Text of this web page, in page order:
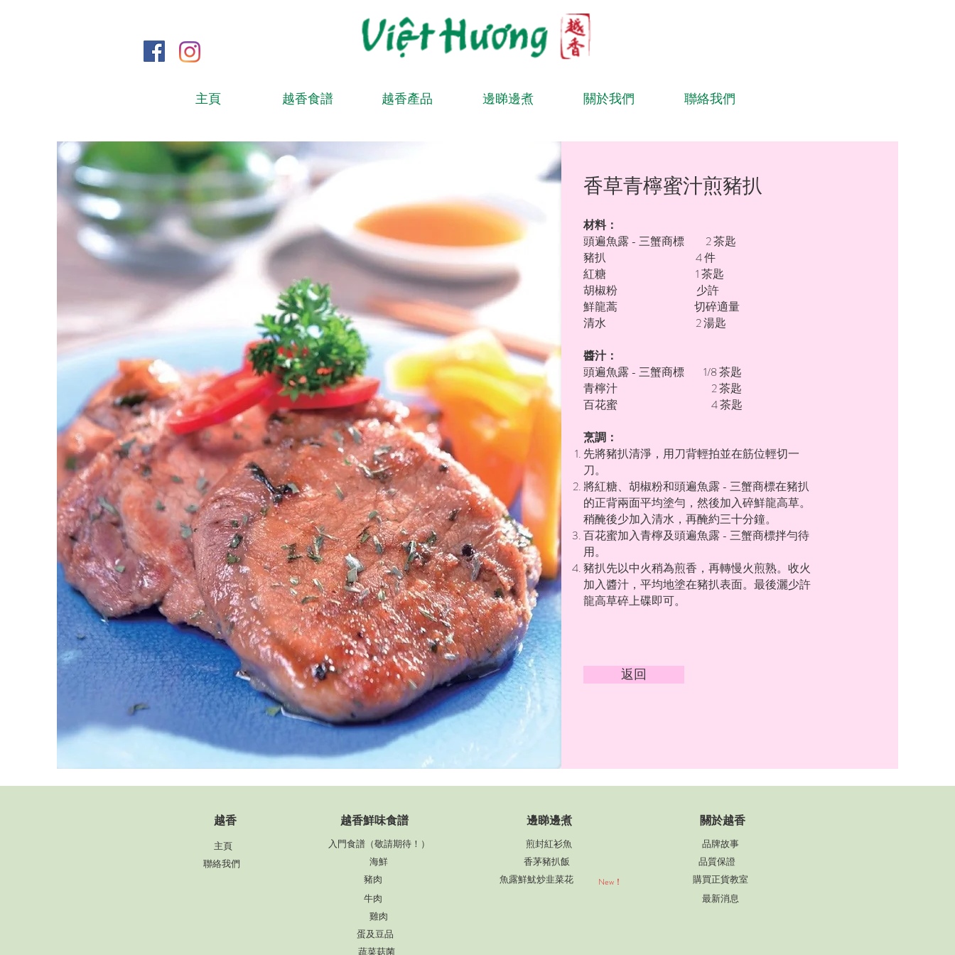
主頁 越香食譜 越香產品 邊睇邊煮 關於我們 聯絡我們
香草青檸蜜汁煎豬扒
材料：
頭遍魚露 - 三蟹商標 2 茶匙
豬扒 4 件
紅糖 1 茶匙
胡椒粉 少許
鮮龍蒿 切碎適量
清水 2 湯匙
醬汁：
頭遍魚露 - 三蟹商標 1/8 茶匙
青檸汁 2 茶匙
百花蜜 4 茶匙
烹調：
先將豬扒清淨，用刀背輕拍並在筋位輕切一
刀。
將紅糖、胡椒粉和頭遍魚露 - 三蟹商標在豬扒
的正背兩面平均塗勻，然後加入碎鮮龍高草。
稍醃後少加入清水，再醃約三十分鐘。
百花蜜加入青檸及頭遍魚露 - 三蟹商標拌勻待
用。
豬扒先以中火稍為煎香，再轉慢火煎熟。收火
加入醬汁，平均地塗在豬扒表面。最後灑少許
龍高草碎上碟即可。
返回
​越香
主頁
聯絡我們
​越香鮮味食譜
入門食譜（敬請期待！）
海鮮
豬肉
牛肉
邊睇邊煮
煎封紅衫魚
香茅豬扒飯
魚露鮮魷炒韭菜花
New！
​關於越香
品牌故事
品質保證
購買正貨教室
最新消息
雞肉
蛋及豆品
蔬菜菇菌